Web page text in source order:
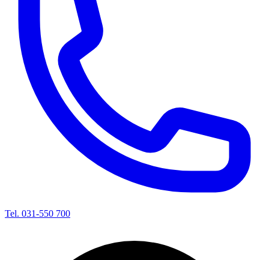
Tel. 031-550 700